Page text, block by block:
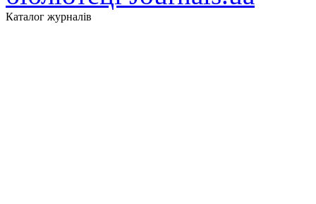
Каталог журналів